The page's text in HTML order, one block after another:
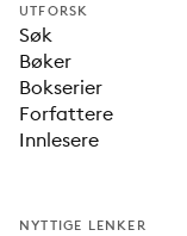
UTFORSK
Søk
Bøker
Bokserier
Forfattere
Innlesere
NYTTIGE LENKER